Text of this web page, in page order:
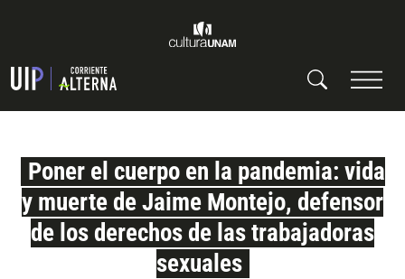
Poner el cuerpo en la pandemia: vida
y muerte de Jaime Montejo, defensor
de los derechos de las trabajadoras
sexuales